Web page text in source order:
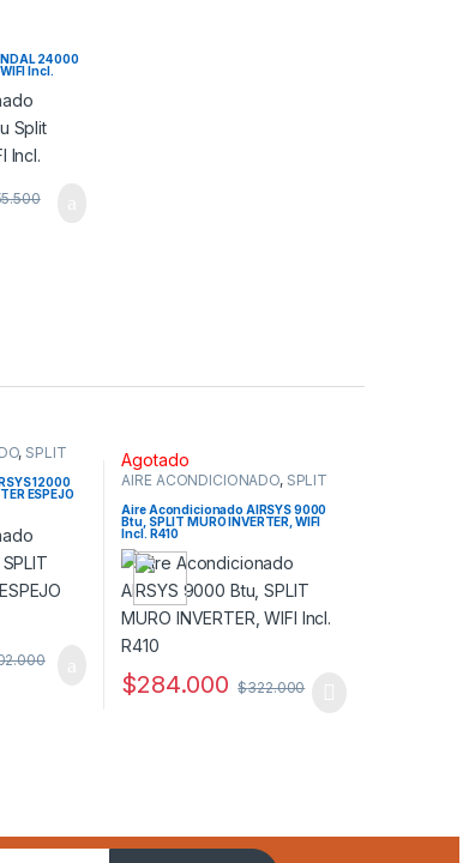
24000
Incl.
, SPLIT
12000
ESPEJO
Agotado
AIRE ACONDICIONADO, SPLIT
Aire Acondicionado AIRSYS 9000
Btu, SPLIT MURO INVERTER, WIFI
Incl. R410
$284.000 $322.000